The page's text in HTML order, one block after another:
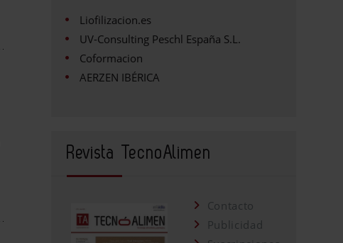
Liofilizacion.es
UV-Consulting Peschl España S.L.
Coformacion
AERZEN IBÉRICA
Revista TecnoAlimen
Contacto
Publicidad